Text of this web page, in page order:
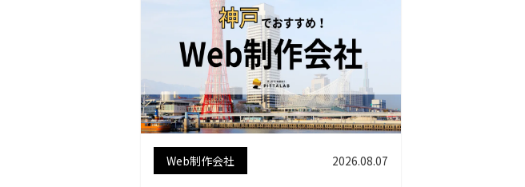
Web制作会社 2026.08.07